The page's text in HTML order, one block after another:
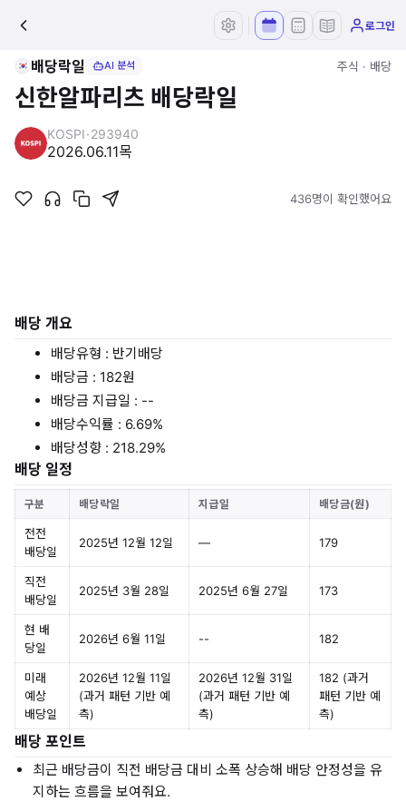
로그인
배당락일 AI 분석 주식 · 배당
신한알파리츠 배당락일
KOSPI·293940
2026.06.11목
436명이 확인했어요
배당 개요
배당유형 : 반기배당
배당금 : 182원
배당금 지급일 : --
배당수익률 : 6.69%
배당성향 : 218.29%
배당 일정
구분 배당락일 지급일 배당금(원)
전전
배당일
2025년 12월 12일 — 179
직전
배당일
2025년 3월 28일 2025년 6월 27일 173
현 배
당일
2026년 6월 11일 -- 182
미래
예상
배당일
2026년 12월 11일
(과거 패턴 기반 예
측)
2026년 12월 31일
(과거 패턴 기반 예
측)
182 (과거
패턴 기반 예
측)
배당 포인트
최근 배당금이 직전 배당금 대비 소폭 상승해 배당 안정성을 유
지하는 흐름을 보여줘요.